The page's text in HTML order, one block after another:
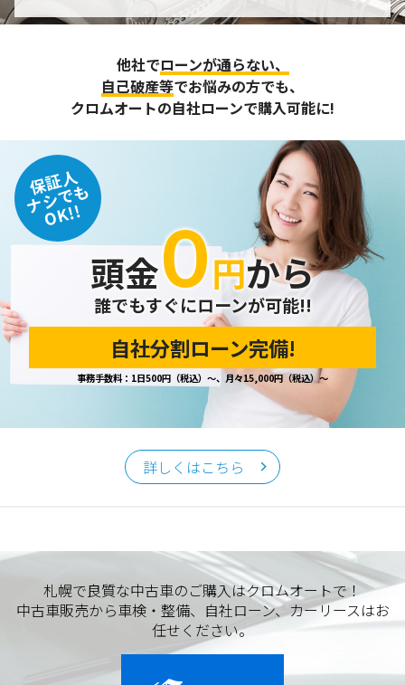
他社でローンが通らない、
自己破産等でお悩みの方でも、
クロムオートの自社ローンで購入可能に!
保証人
ナシでも
OK!!
頭金０円から
誰でもすぐにローンが可能!!
自社分割ローン完備!
事務手数料：1日500円（税込）～、月々15,000円（税込）～
詳しくはこちら
札幌で良質な中古車のご購入はクロムオートで！
中古車販売から車検・整備、自社ローン、カーリースはお
任せください。